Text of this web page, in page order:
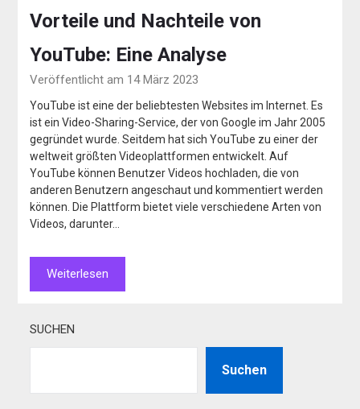
Vorteile und Nachteile von
YouTube: Eine Analyse
Veröffentlicht am 14 März 2023
YouTube ist eine der beliebtesten Websites im Internet. Es
ist ein Video-Sharing-Service, der von Google im Jahr 2005
gegründet wurde. Seitdem hat sich YouTube zu einer der
weltweit größten Videoplattformen entwickelt. Auf
YouTube können Benutzer Videos hochladen, die von
anderen Benutzern angeschaut und kommentiert werden
können. Die Plattform bietet viele verschiedene Arten von
Videos, darunter…
Weiterlesen
SUCHEN
Suchen